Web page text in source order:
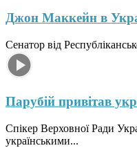
Джон Маккейн в
Сенатор від
Парубій привітав
Спікер Верховної Ради
українськими...